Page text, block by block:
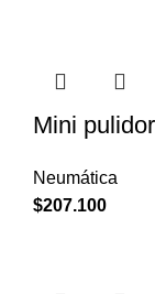
Mini
Neumática
$207.100